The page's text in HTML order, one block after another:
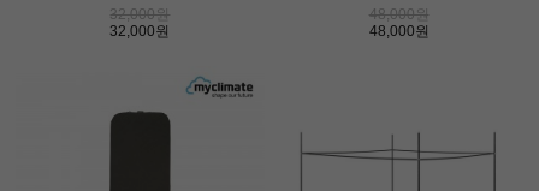
32,000원
32,000원
48,000원
48,000원